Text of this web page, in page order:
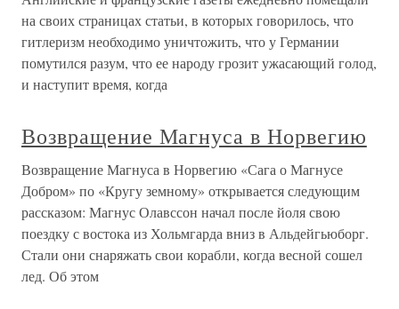
на своих страницах статьи, в которых говорилось, что
гитлеризм необходимо уничтожить, что у Германии
помутился разум, что ее народу грозит ужасающий голод,
и наступит время, когда
Возвращение Магнуса в Норвегию
Возвращение Магнуса в Норвегию «Сага о Магнусе
Добром» по «Кругу земному» открывается следующим
рассказом: Магнус Олавссон начал после йоля свою
поездку с востока из Хольмгарда вниз в Альдейгьюборг.
Стали они снаряжать свои корабли, когда весной сошел
лед. Об этом